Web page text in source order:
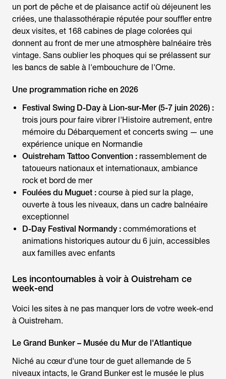
un port de pêche et de plaisance actif où déjeunent les
criées, une thalassothérapie réputée pour souffler entre
deux visites, et 168 cabines de plage colorées qui
donnent au front de mer une atmosphère balnéaire très
vintage. Sans oublier les phoques qui se prélassent sur
les bancs de sable à l'embouchure de l'Orne.
Une programmation riche en 2026
Festival Swing D-Day à Lion-sur-Mer (5-7 juin 2026) :
trois jours pour faire vibrer l'Histoire autrement, entre
mémoire du Débarquement et concerts swing — une
expérience unique en Normandie
Ouistreham Tattoo Convention : rassemblement de
tatoueurs nationaux et internationaux, ambiance
rock et bord de mer
Foulées du Muguet : course à pied sur la plage,
ouverte à tous les niveaux, dans un cadre balnéaire
exceptionnel
D-Day Festival Normandy : commémorations et
animations historiques autour du 6 juin, accessibles
aux familles avec enfants
Les incontournables à voir à Ouistreham ce
week-end
Voici les sites à ne pas manquer lors de votre week-end
à Ouistreham.
Le Grand Bunker – Musée du Mur de l'Atlantique
Niché au cœur d'une tour de guet allemande de 5
niveaux intacts, le Grand Bunker est le musée le plus